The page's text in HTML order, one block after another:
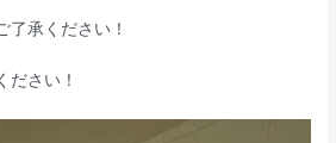
了承ください！
ださい！